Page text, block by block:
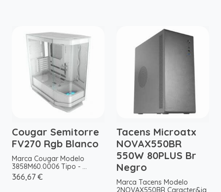
Cougar Semitorre
FV270 Rgb Blanco
Marca Cougar Modelo
3858M60.0006 Tipo - ...
366,67 €
Tacens Microatx
NOVAX550BR
550W 80PLUS Br
Negro
Marca Tacens Modelo
2NOVAX550BR Caracter&ia